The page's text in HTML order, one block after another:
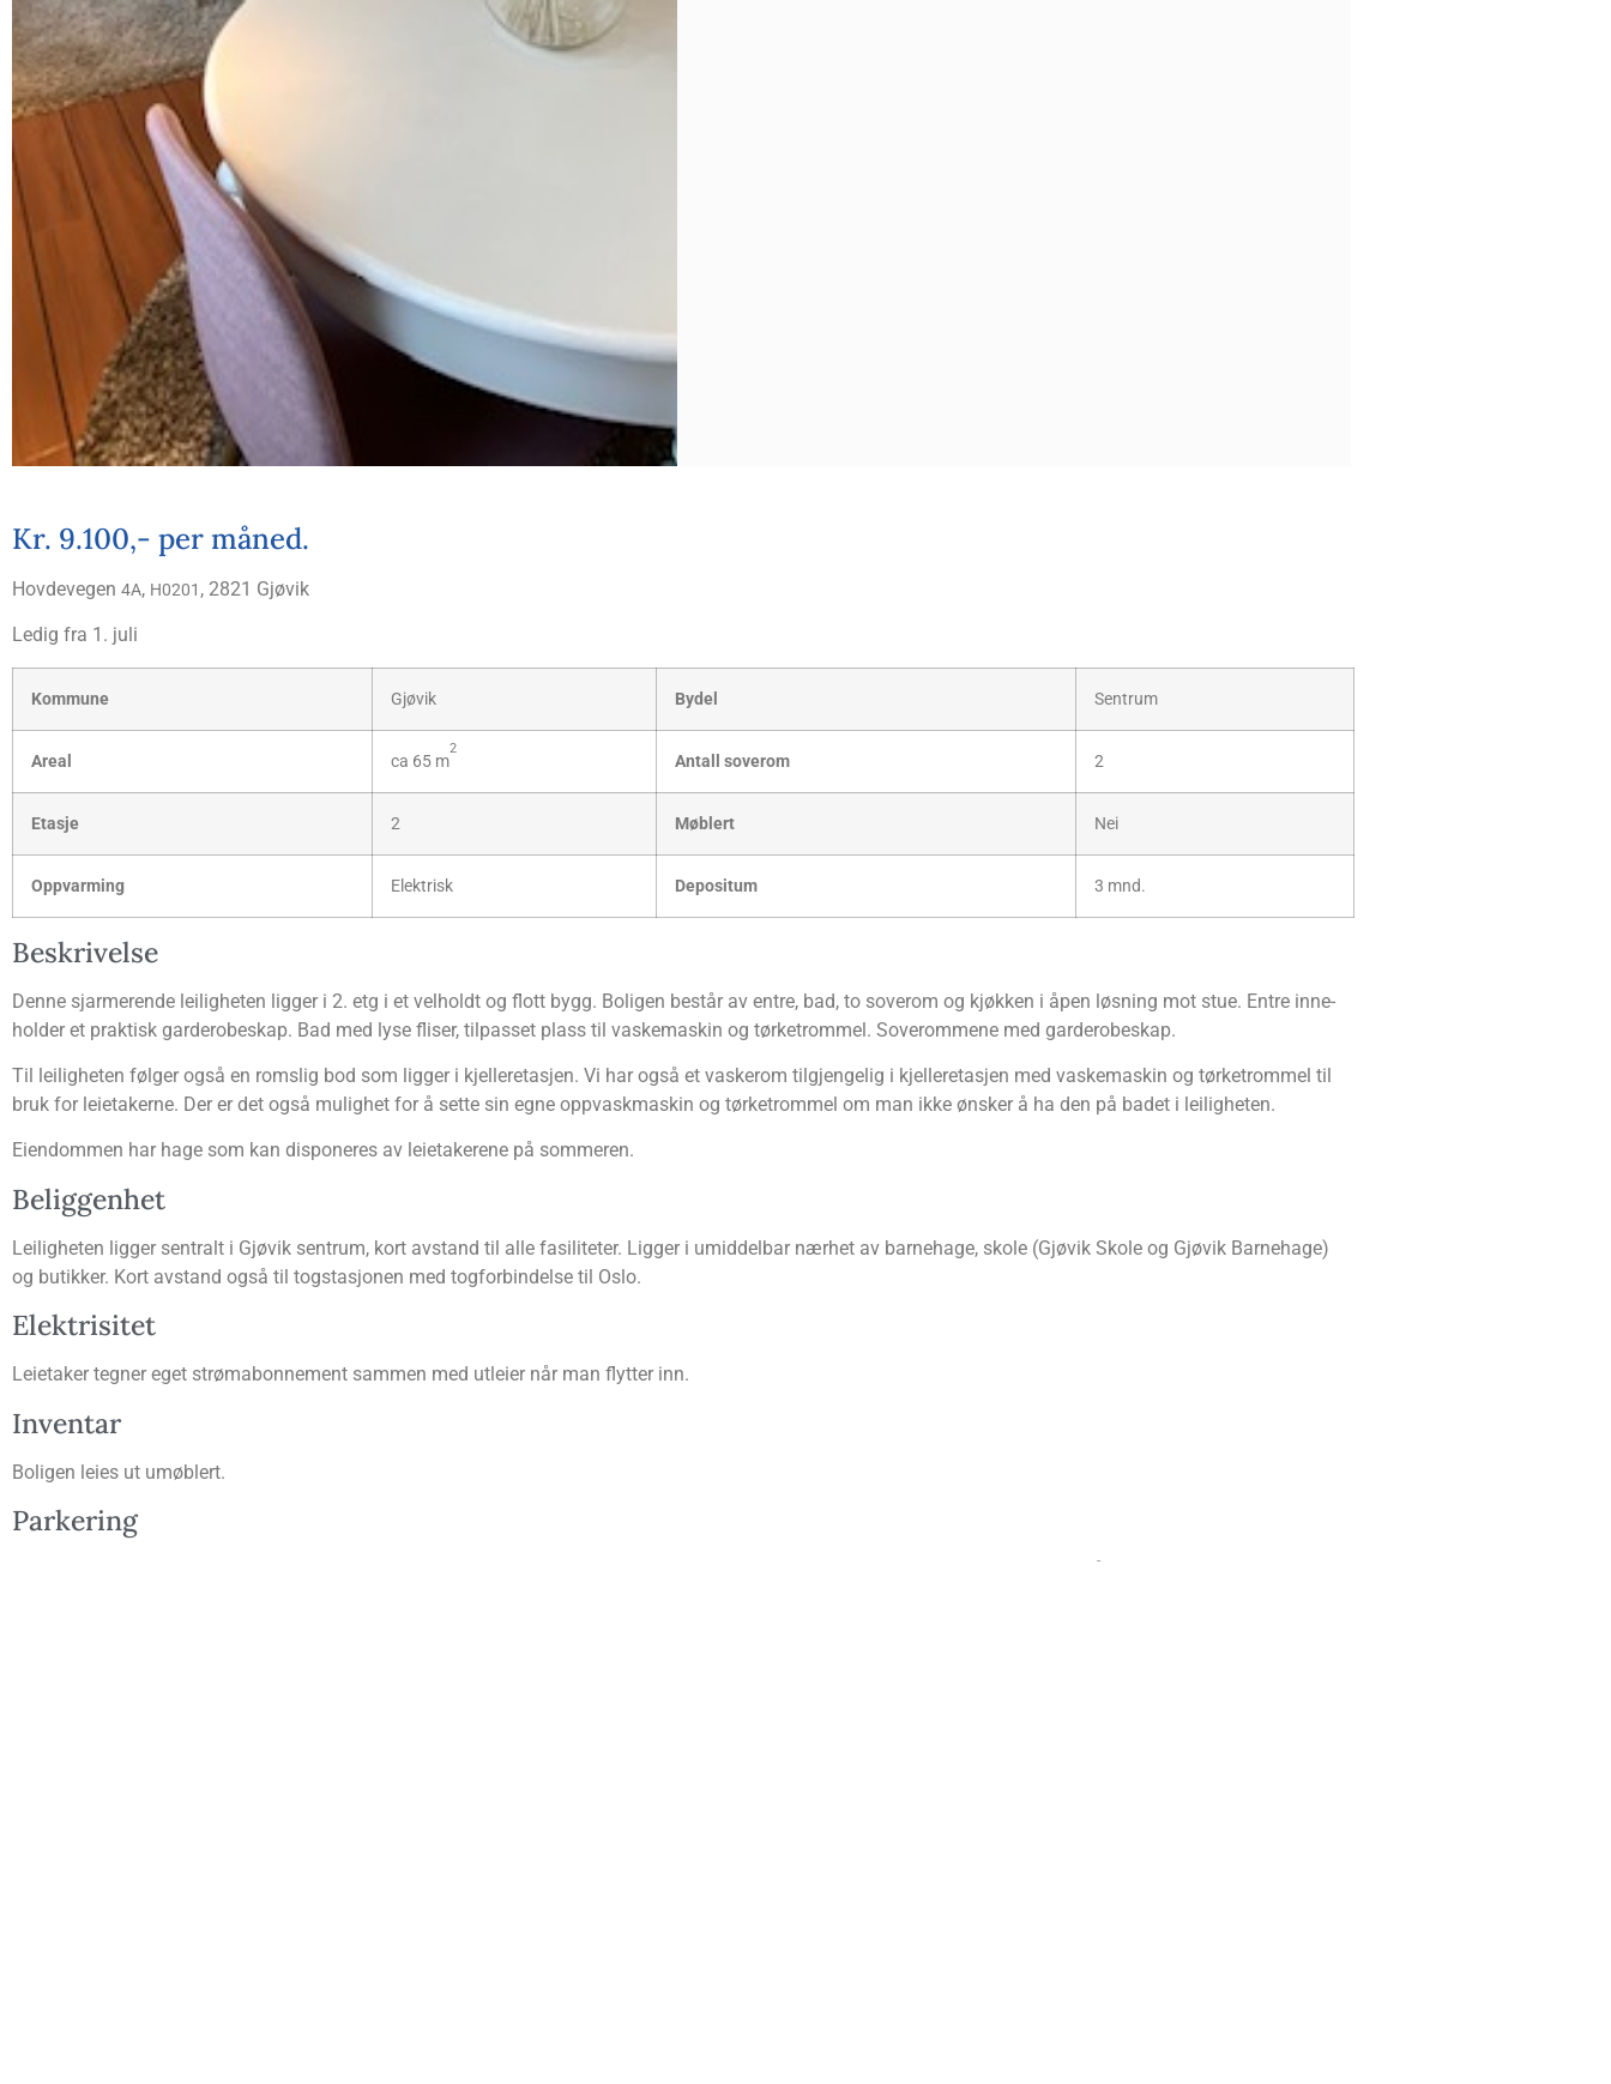
Kr. 9.100,- per måned.
Hov­de­ve­gen 4A, H0201 , 2821 Gjøvik
Ledig fra 1. juli
Kom­mu­ne Gjø­vik Bydel Sen­trum
Are­al ca 65 m
2
Antall sove­rom 2
Eta­sje 2 Møb­lert Nei
Opp­var­ming Elekt­risk Depo­si­tum 3 mnd.
Beskri­vel­se
Den­ne sjar­me­ren­de lei­lig­he­ten lig­ger i 2. etg i et vel­holdt og flott bygg. Boli­gen består av entre, bad, to sove­rom og kjøk­ken i åpen løs­ning mot stue. Entre inne­
hol­der et prak­tisk gar­de­robe­skap. Bad med lyse fli­ser, til­pas­set plass til vaske­ma­skin og tørke­trom­mel. Sove­rom­me­ne med garderobeskap.
Til lei­lig­he­ten føl­ger også en roms­lig bod som lig­ger i kjel­ler­eta­sjen. Vi har også et vaske­rom til­gjen­ge­lig i kjel­ler­eta­sjen med vaske­ma­skin og tørke­trom­mel til
bruk for leie­ta­ker­ne. Der er det også mulig­het for å set­te sin egne opp­vask­ma­skin og tørke­trom­mel om man ikke øns­ker å ha den på badet i leiligheten.
Eien­dom­men har hage som kan dis­po­ne­res av leie­take­rene på sommeren.
Belig­gen­het
Lei­lig­he­ten lig­ger sen­tralt i Gjø­vik sen­trum, kort avstand til alle fasi­li­te­ter. Lig­ger i umid­del­bar nær­het av barne­hage, sko­le (Gjø­vik Sko­le og Gjø­vik Barne­hage)
og butik­ker. Kort avstand også til tog­sta­sjo­nen med tog­for­bin­del­se til Oslo.
Elek­tri­si­tet
Leie­ta­ker teg­ner eget strøm­abon­ne­ment sam­men med utlei­er når man flyt­ter inn.
Inven­tar
Boli­gen leies ut umøblert.
Par­ke­ring
Lei­lig­he­ten dis­po­ne­rer en egen par­ke­rings­plass rett uten­for byg­get, ellers er det gate­par­ke­ring etter gjel­den­de bestem­mel­ser i området.